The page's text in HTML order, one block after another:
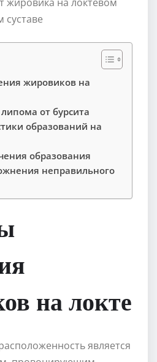
жировиков на
от бурсита
образований на
образования
неправильного
на локте
является